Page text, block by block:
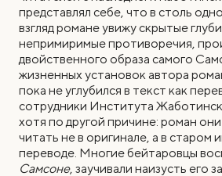
представлял себе, что в столь
взгляд романе увижу скрытые
непримиримые противоречия,
двойственного образа самого
жизненных установок автора
пока не углубился в текст как
сотрудники Института
хотя по другой причине: роман
читать не в оригинале, а в старом
переводе. Многие бейтаровцы
Самсоне, заучивали наизусть его